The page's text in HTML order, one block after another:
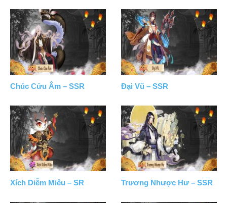
Chúc Cửu Âm – SSR Đại Vũ – SSR
Xích Diễm Miêu – SR Trương Nhược Hư – SSR